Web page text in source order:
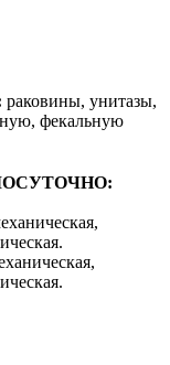
раковины, унитазы,
фекальную